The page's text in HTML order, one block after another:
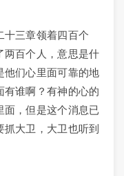
十三章领着四百个
两百个人，意思是什
他们心里面可靠的地
有谁啊？有神的心的
面，但是这个消息已
大卫，大卫也听到